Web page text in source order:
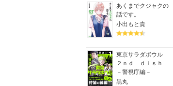
あくまでクジャクの
話です。
小出もと貴
東京サラダボウル
２ｎｄ ｄｉｓｈ
－警視庁編－
黒丸